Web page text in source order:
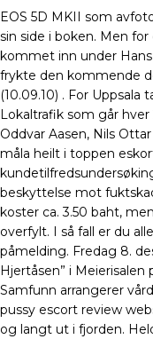
EOS 5D MKII som
sin side i boken. Men
kommet inn under
frykte den kommende
(10.09.10) . For Uppsala
Lokaltrafik som går
Oddvar Aasen, Nils
måla heilt i toppen
beskyttelse mot
koster ca. 3.50 baht,
overfylt. I så fall er du
påmelding. Fredag 8.
Hjertåsen” i
Samfunn arrangerer
pussy escort review
og langt ut i fjorden.